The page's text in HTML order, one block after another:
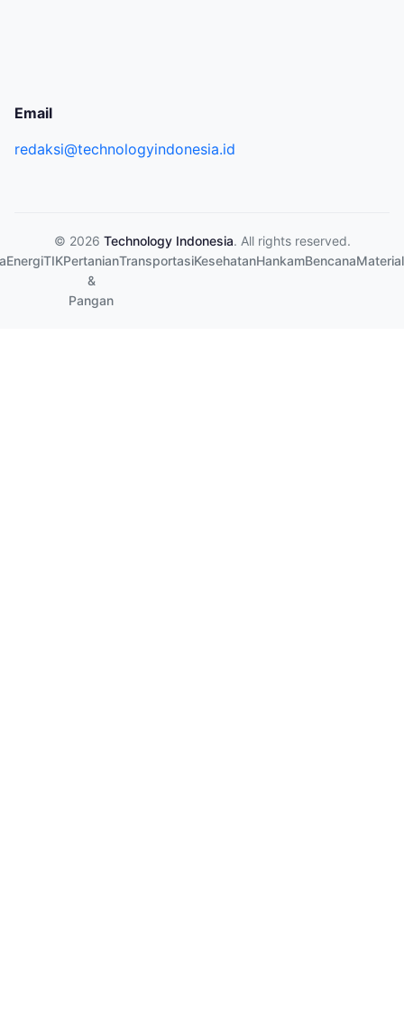
Email
redaksi@technologyindonesia.id
© 2026 Technology Indonesia. All rights reserved.
EnergiTIKPertanian
&
Pangan
TransportasiKesehatanHankamBencanaMaterial